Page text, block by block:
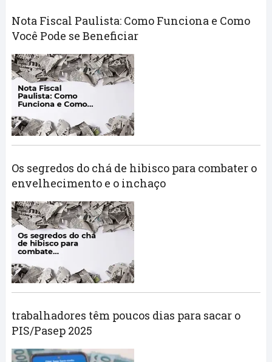
Nota Fiscal Paulista: Como Funciona e Como
Você Pode se Beneficiar
Os segredos do chá de hibisco para combater o
envelhecimento e o inchaço
trabalhadores têm poucos dias para sacar o
PIS/Pasep 2025